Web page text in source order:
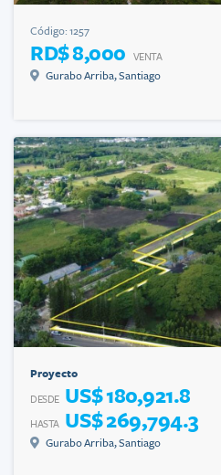
Código: 1257
RD$ 8,000 VENTA
Gurabo Arriba,Santiago
Proyecto
DESDE US$ 180,921.8
HASTA US$ 269,794.3
Gurabo Arriba,Santiago